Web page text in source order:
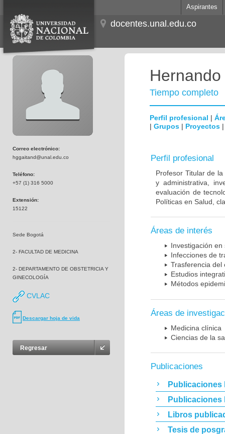
Aspirantes
docentes.unal.edu.co
Correo electrónico:
hggaitand@unal.edu.co
Teléfono:
+57 (1) 316 5000
Extensión:
15122
Sede Bogotá
2- FACULTAD DE MEDICINA
2- DEPARTAMENTO DE OBSTETRICIA Y
GINECOLOGÍA
CVLAC
Descargar hoja de vida
Regresar
Tiempo completo
Perfil profesional |
| Grupos | Proyectos
Perfil profesional
Profesor Titular de
y administrativa,
evaluación de
Políticas en Salud,
Áreas de interés
Investigación
Infecciones de
Trasferencia del
Estudios
Métodos
Áreas de
Medicina clínica
Ciencias de la
Publicaciones
Publicaciones
Publicaciones
Libros
Tesis de